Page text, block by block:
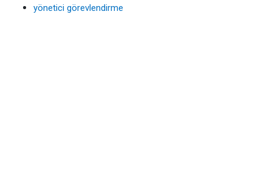
yönetici görevlendirme